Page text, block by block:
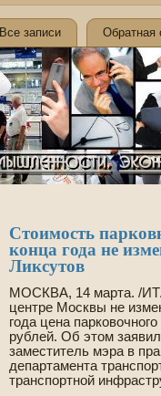
Все записи Обратная
Стоимость
конца года не
Ликсутов
МОСКВА, 14 марта. /
центре Москвы не
года цена
рублей. Об этом
заместитель мэра в
де­партамента
транспортной